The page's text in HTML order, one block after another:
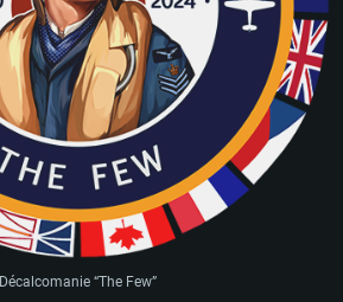
Décalcomanie “The Few”